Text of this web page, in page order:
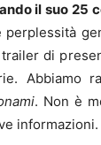
il suo 25
perplessità
di
Abbiamo
. Non è
informazioni.